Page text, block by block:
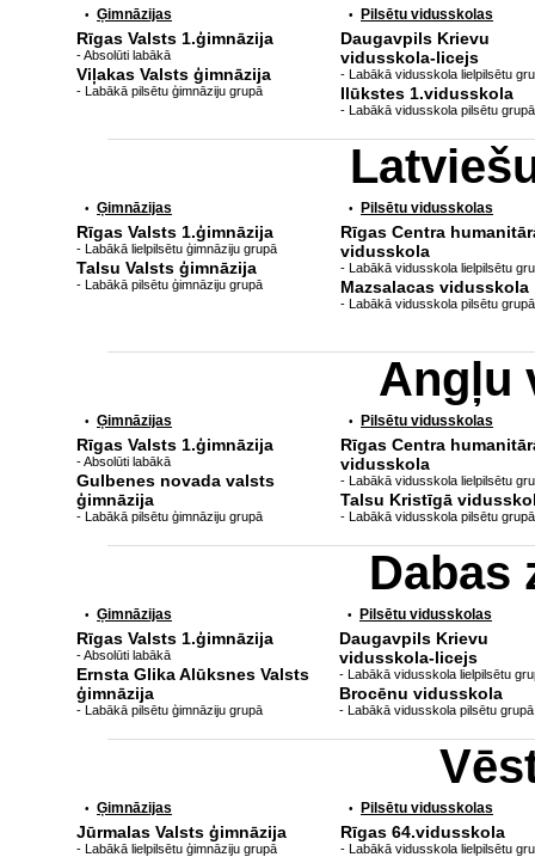
• Ģimnāzijas
Rīgas Valsts 1.ģimnāzija
- Absolūti labākā
Viļakas Valsts ģimnāzija
- Labākā pilsētu ģimnāziju grupā
• Pilsētu vidusskolas
Daugavpils Krievu
vidusskola-licejs
- Labākā vidusskola lielpilsētu
Ilūkstes 1.vidusskola
- Labākā vidusskola pilsētu grupā
• Ģimnāzijas
Rīgas Valsts 1.ģimnāzija
- Labākā lielpilsētu ģimnāziju grupā
Talsu Valsts ģimnāzija
- Labākā pilsētu ģimnāziju grupā
• Pilsētu vidusskolas
Rīgas Centra
vidusskola
- Labākā vidusskola lielpilsētu
Mazsalacas vidusskola
- Labākā vidusskola pilsētu grupā
Angļu
• Ģimnāzijas
Rīgas Valsts 1.ģimnāzija
- Absolūti labākā
Gulbenes novada valsts
ģimnāzija
- Labākā pilsētu ģimnāziju grupā
• Pilsētu vidusskolas
Rīgas Centra
vidusskola
- Labākā vidusskola lielpilsētu
Talsu Kristīgā
- Labākā vidusskola pilsētu grupā
Dabas
• Ģimnāzijas
Rīgas Valsts 1.ģimnāzija
- Absolūti labākā
Ernsta Glika Alūksnes Valsts
ģimnāzija
- Labākā pilsētu ģimnāziju grupā
• Pilsētu vidusskolas
Daugavpils Krievu
vidusskola-licejs
- Labākā vidusskola lielpilsētu
Brocēnu vidusskola
- Labākā vidusskola pilsētu grupā
• Ģimnāzijas
Jūrmalas Valsts ģimnāzija
- Labākā lielpilsētu ģimnāziju grupā
• Pilsētu vidusskolas
Rīgas 64.vidusskola
- Labākā vidusskola lielpilsētu